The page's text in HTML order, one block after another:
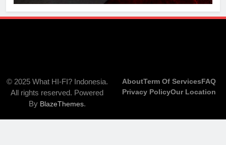
© 2025 What HI-FI? Indonesia.
All rights reserved. Powered
By BlazeThemes.
AboutTerm Of ServicesFAQ
Privacy PolicyOur Location